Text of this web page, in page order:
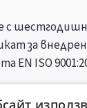
с
за
EN ISO
се прилага